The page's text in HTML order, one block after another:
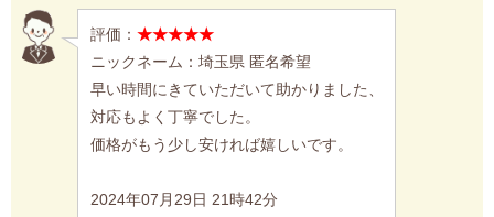
評価： ★★★★★
ニックネーム：埼玉県 匿名希望
早い時間にきていただいて助かりました、
対応もよく丁寧でした。
価格がもう少し安ければ嬉しいです。
2024年07月29日 21時42分